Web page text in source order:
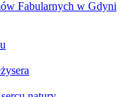
Fabularnych w Gdyni